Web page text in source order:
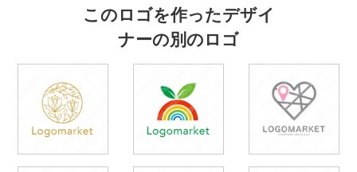
このロゴを作ったデザイ
ナーの別のロゴ